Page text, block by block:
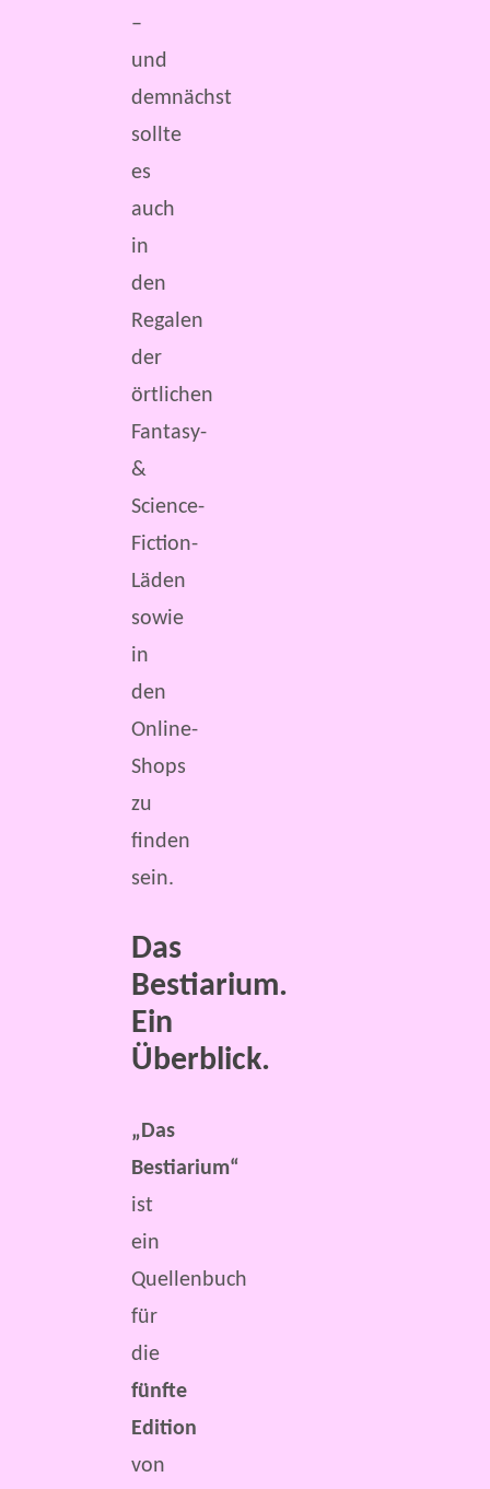
–
und
demnächst
sollte
es
auch
in
den
Regalen
der
örtlichen
Fantasy-
&
Science-
Fiction-
Läden
sowie
in
den
Online-
Shops
zu
finden
sein.
Das
Bestiarium.
Ein
Überblick.
„Das
Bestiarium“
ist
ein
Quellenbuch
für
die
fünfte
Edition
von